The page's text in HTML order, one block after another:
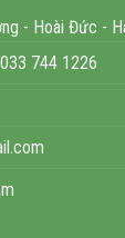
- Hoài Đức -
744 1226